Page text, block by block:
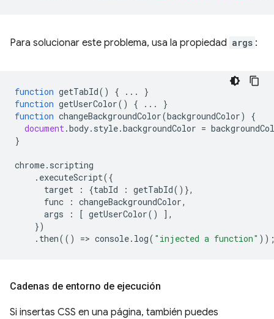
Para solucionar este problema, usa la propiedad args :
function getTabId() { ...
}
function getUserColor() { ...
}
function changeBackgroundColor(backgroundColor)
{
document.body. style.backgroundColor =
}
chrome. scripting
. executeScript({
target
: {tabId : getTabId()},
func
: changeBackgroundColor,
args
: [ getUserColor()
],
})
. then(() => console. log( "injected a function"
Cadenas de entorno de ejecución
Si insertas CSS en una página, también puedes